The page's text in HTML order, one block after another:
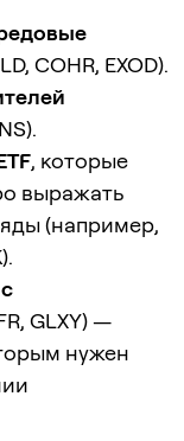
COHR, EXOD).
, которые
выражать
(например,
GLXY) —
нужен